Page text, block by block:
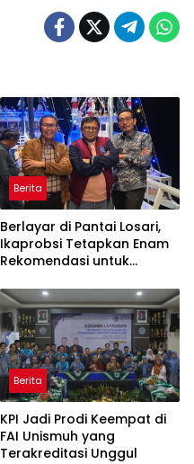
Berita
Berlayar di Pantai Losari,
Ikaprobsi Tetapkan Enam
Rekomendasi untuk
Berita
KPI Jadi Prodi Keempat di
FAI Unismuh yang
Terakreditasi Unggul